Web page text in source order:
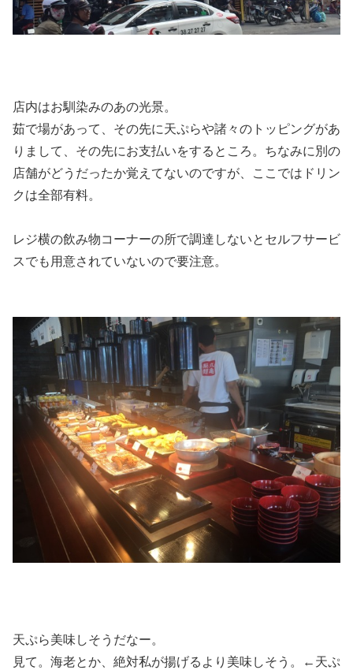
店内はお馴染みのあの光景。
茹で場があって、その先に天ぷらや諸々のトッピングがあ
りまして、その先にお支払いをするところ。ちなみに別の
店舗がどうだったか覚えてないのですが、ここではドリン
クは全部有料。
レジ横の飲み物コーナーの所で調達しないとセルフサービ
スでも用意されていないので要注意。
天ぷら美味しそうだなー。
見て。海老とか、絶対私が揚げるより美味しそう。←天ぷ